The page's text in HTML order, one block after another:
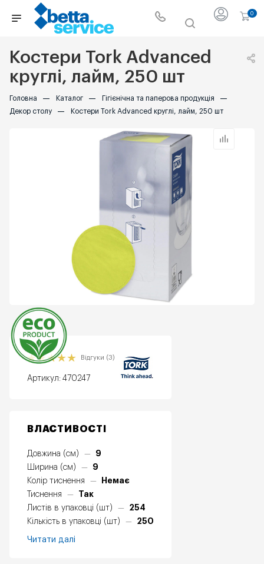
0
Костери Tork Advanced
круглі, лайм, 250 шт
Головна — Каталог — Гігієнічна та паперова продукція —
Декор столу — Костери Tork Advanced круглі, лайм, 250 шт
Відгуки (3)
Артикул: 470247
ВЛАСТИВОСТІ
Довжина (см) —
9
Ширина (см)
—
9
Колір тиснення
—
Немає
Тиснення
—
Так
Листів в упаковці (шт)
—
254
Кількість в упаковці (шт)
— 250
Читати далі